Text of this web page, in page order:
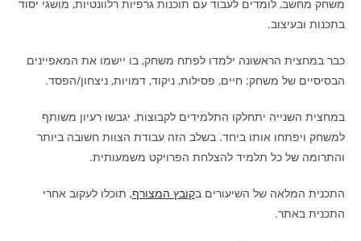
משחק מחשב, לומדים לעבוד עם תוכנות גרפיות רלוונטיות, מושגי יסוד
בתכנות ובעיצוב.
כבר במחצית הראשונה ילמדו לפתח משחק, בו יישמו את המאפיינים
הבסיסיים של משחק: חיים, פסילות, ניקוד, דמויות, ניצחון/הפסד.
במחצית השנייה יתחלקו התלמידים לקבוצות, יגבשו רעיון משותף
למשחק ויפתחו אותו ביחד. בשלב הזה עבודת הצוות חשובה ביותר
והתרומה של כל תלמיד להצלחת הפרויקט משמעותית.
התכנית המלאה של השיעורים בקובץ המצורף, תוכלו לעקוב אחרי
התכנית באתר.